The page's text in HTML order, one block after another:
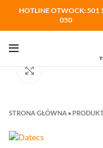
HOTLINE OTWOCK: 501
050
STRONA GŁÓWNA »